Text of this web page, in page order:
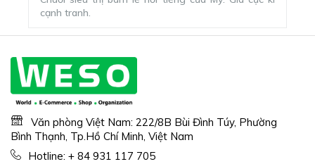
cạnh tranh.
Văn phòng Việt Nam: 222/8B Bùi Đình Túy, Phường
Bình Thạnh, Tp.Hồ Chí Minh, Việt Nam
Hotline: + 84 931 117 705